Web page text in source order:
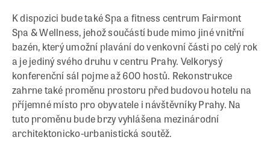
K dispozici bude také Spa a fitness centrum Fairmont
Spa & Wellness, jehož součástí bude mimo jiné vnitřní
bazén, který umožní plavání do venkovní části po celý rok
a je jediný svého druhu v centru Prahy. Velkorysý
konferenční sál pojme až 600 hostů. Rekonstrukce
zahrne také proměnu prostoru před budovou hotelu na
příjemné místo pro obyvatele i návštěvníky Prahy. Na
tuto proměnu bude brzy vyhlášena mezinárodní
architektonicko-urbanistická soutěž.